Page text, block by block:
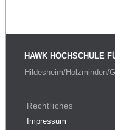
HAWK HOCHSCHULE
Hildesheim/Holzminden/
Rechtliches
Impressum